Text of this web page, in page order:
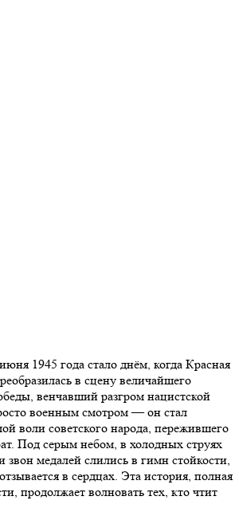
1945 года стало днём, когда Красная
в сцену величайшего
венчавший разгром нацистской
военным смотром — он стал
воли советского народа, пережившего
Под серым небом, в холодных струях
звон медалей слились в гимн стойкости,
в сердцах. Эта история, полная
продолжает волновать тех, кто чтит